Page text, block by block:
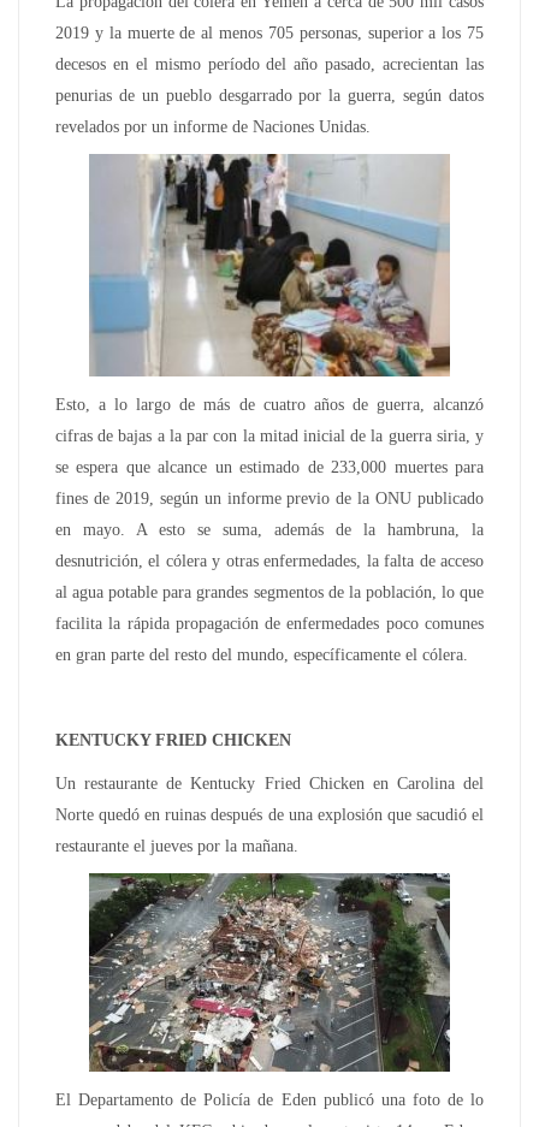
2019 y la muerte de al menos 705 personas, superior a los 75
decesos en el mismo período del año pasado, acrecientan las
penurias de un pueblo desgarrado por la guerra, según datos
revelados por un informe de Naciones Unidas.
Esto, a lo largo de más de cuatro años de guerra, alcanzó
cifras de bajas a la par con la mitad inicial de la guerra siria, y
se espera que alcance un estimado de 233,000 muertes para
fines de 2019, según un informe previo de la ONU publicado
en mayo. A esto se suma, además de la hambruna, la
desnutrición, el cólera y otras enfermedades, la falta de acceso
al agua potable para grandes segmentos de la población, lo que
facilita la rápida propagación de enfermedades poco comunes
en gran parte del resto del mundo, específicamente el cólera.
KENTUCKY FRIED CHICKEN
Un restaurante de Kentucky Fried Chicken en Carolina del
Norte quedó en ruinas después de una explosión que sacudió el
restaurante el jueves por la mañana.
El Departamento de Policía de Eden publicó una foto de lo